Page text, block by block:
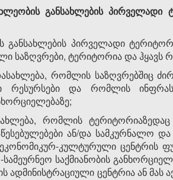
განსახლებისპირველადი
განსახლების პირველადი
საზღვრები, ტერიტორია და
რომლის საზღვრებშიც
რესურსები და რომლის
რომლის
ან/და სამკურნალო
კულტურული ცენტრის
საქმიანობის
ადმინისტრაციული ცენტრია ან